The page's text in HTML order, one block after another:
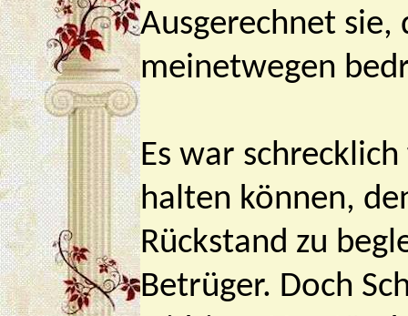
Ausgerechnet
meinetwegen
Es war
halten können,
Rückstand zu
Betrüger. Doch